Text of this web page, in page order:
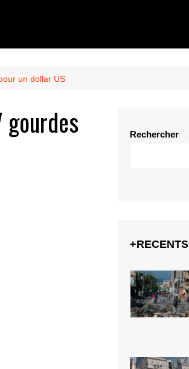
un dollar US
gourdes Rechercher
+RECENTS